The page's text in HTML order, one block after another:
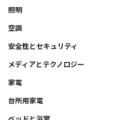
照明
空調
安全性とセキュリティ
メディアとテクノロジー
家電
台所用家電